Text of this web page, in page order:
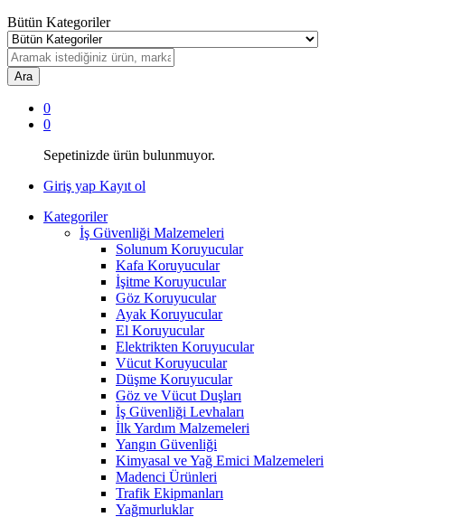
Bütün Kategoriler
Ara
0
0
Sepetinizde ürün bulunmuyor.
Giriş yap Kayıt ol
Kategoriler
İş Güvenliği Malzemeleri
Solunum Koruyucular
Kafa Koruyucular
İşitme Koruyucular
Göz Koruyucular
Ayak Koruyucular
El Koruyucular
Elektrikten Koruyucular
Vücut Koruyucular
Düşme Koruyucular
Göz ve Vücut Duşları
İş Güvenliği Levhaları
İlk Yardım Malzemeleri
Yangın Güvenliği
Kimyasal ve Yağ Emici Malzemeleri
Madenci Ürünleri
Trafik Ekipmanları
Yağmurluklar